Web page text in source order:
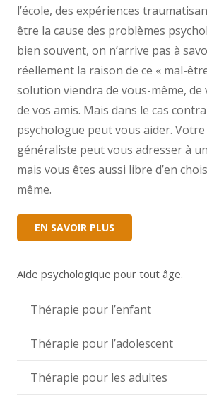
l’école, des expériences
être la cause des problèmes
bien souvent, on n’arrive pas à
réellement la raison de ce « mal-
solution viendra de vous-même,
de vos amis. Mais dans le cas
psychologue peut vous aider. Votre
généraliste peut vous adresser à
mais vous êtes aussi libre d’en
même.
EN SAVOIR PLUS
Aide psychologique pour tout âge.
Thérapie pour l’enfant
Thérapie pour l’adolescent
Thérapie pour les adultes